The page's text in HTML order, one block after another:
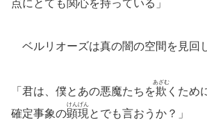
点にとても関心を持っている」
ベルリオーズは真の闇の空間を見回
「君は、僕とあの悪魔たちを欺
あざむ
くため
確定事象の顕現
けんげん
とでも言おうか？」